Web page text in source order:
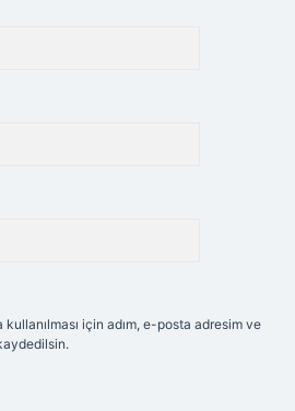
için adım, e-posta adresim ve